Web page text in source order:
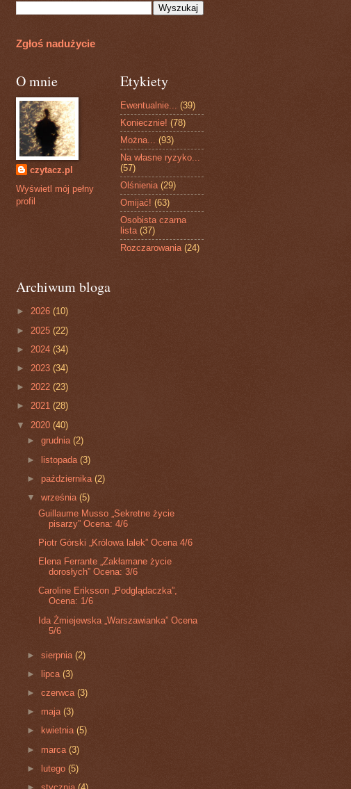
Zgłoś nadużycie
O mnie
czytacz.pl
Wyświetl mój pełny
profil
Etykiety
Ewentualnie... (39)
Koniecznie! (78)
Można... (93)
Na własne ryzyko...
(57)
Olśnienia (29)
Omijać! (63)
Osobista czarna
lista (37)
Rozczarowania (24)
Archiwum bloga
► 2026 (10)
► 2025 (22)
► 2024 (34)
► 2023 (34)
► 2022 (23)
► 2021 (28)
▼ 2020 (40)
►grudnia(2)
►listopada(3)
► października(2)
▼września(5)
Guillaume Musso „Sekretne życie
pisarzy” Ocena: 4/6
Piotr Górski „Królowa lalek” Ocena 4/6
Elena Ferrante „Zakłamane życie
dorosłych” Ocena: 3/6
Caroline Eriksson „Podglądaczka”,
Ocena: 1/6
Ida Żmiejewska „Warszawianka” Ocena
5/6
►sierpnia(2)
►
lipca(3)
►czerwca(3)
► maja(3)
►
kwietnia(5)
► marca(3)
►
lutego(5)